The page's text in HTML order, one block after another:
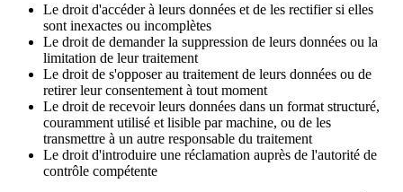
Le droit d'accéder à leurs données et de les rectifier si elles
sont inexactes ou incomplètes
Le droit de demander la suppression de leurs données ou la
limitation de leur traitement
Le droit de s'opposer au traitement de leurs données ou de
retirer leur consentement à tout moment
Le droit de recevoir leurs données dans un format structuré,
couramment utilisé et lisible par machine, ou de les
transmettre à un autre responsable du traitement
Le droit d'introduire une réclamation auprès de l'autorité de
contrôle compétente